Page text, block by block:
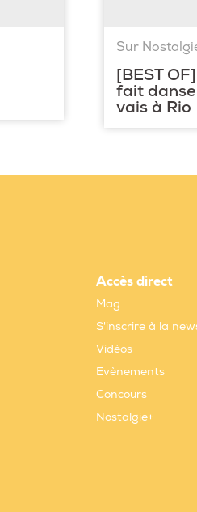
Sur
[BEST
fait
vais à Rio
Accès direct
Mag
S'inscrire à la
Vidéos
Evènements
Concours
Nostalgie+